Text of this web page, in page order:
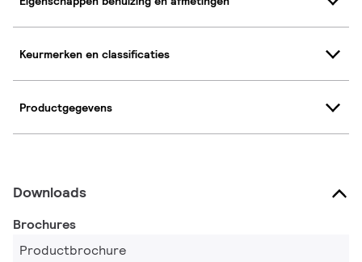
Keurmerken en classificaties
Productgegevens
Downloads
Brochures
Productbrochure